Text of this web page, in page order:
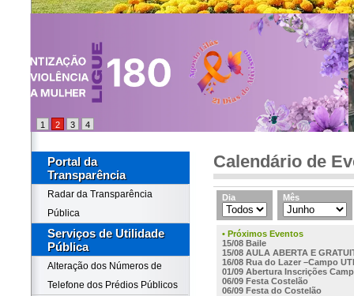
CONHEÇA MEDIANEIRA
1 2 3 4
Portal da
Transparência
Radar da Transparência
Pública
Serviços de Utilidade
Pública
Alteração dos Números de
Telefone dos Prédios Públicos
Calendário de
Dia Mês
• Próximos Eventos
15/08 Baile
15/08 AULA ABERTA E
16/08 Rua do Lazer –Campo
01/09 Abertura Inscrições
06/09 Festa Costelão
06/09 Festa do Costelão